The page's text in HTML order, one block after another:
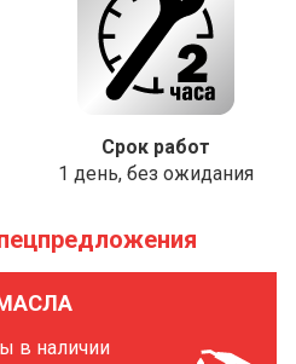
Срок работ
1 день, без ожидания
в наличии